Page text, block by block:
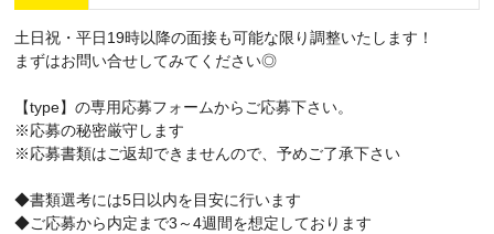
土日祝・平日19時以降の面接も可能な限り調整いたします！
まずはお問い合せしてみてください◎
【type】の専用応募フォームからご応募下さい。
※応募の秘密厳守します
※応募書類はご返却できませんので、予めご了承下さい
◆書類選考には5日以内を目安に行います
◆ご応募から内定まで3～4週間を想定しております